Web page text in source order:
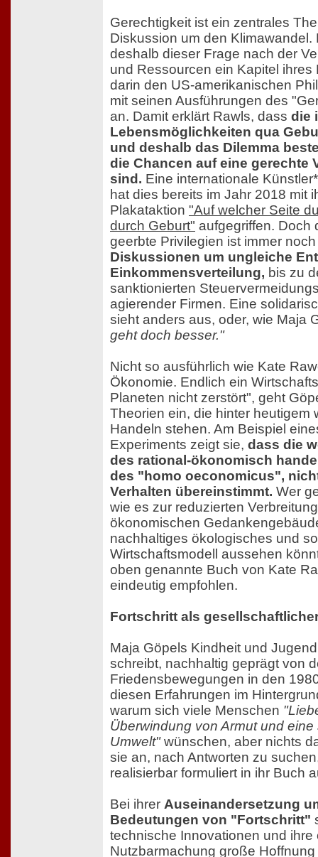
Gerechtigkeit ist ein zentrales
Diskussion um den Klimawandel.
deshalb dieser Frage nach der
und Ressourcen ein Kapitel ihres
darin den US-amerikanischen
mit seinen Ausführungen des
an. Damit erklärt Rawls, dass die
Lebensmöglichkeiten qua
und deshalb das Dilemma
die Chancen auf eine gerechte
sind. Eine internationale
hat dies bereits im Jahr 2018 mit
Plakataktion "Auf welcher Seite
durch Geburt" aufgegriffen. Doch
geerbte Privilegien ist immer
Diskussionen um ungleiche
Einkommensverteilung, bis zu
sanktionierten
agierender Firmen. Eine
sieht anders aus, oder, wie Maja
geht doch besser."
Nicht so ausführlich wie Kate
Ökonomie. Endlich ein
Planeten nicht zerstört", geht
Theorien ein, die hinter heutigem
Handeln stehen. Am Beispiel
Experiments zeigt sie, dass die
des rational-ökonomisch
des "homo oeconomicus",
Verhalten übereinstimmt. Wer
wie es zur reduzierten
ökonomischen
nachhaltiges ökologisches und
Wirtschaftsmodell aussehen
oben genannte Buch von Kate
eindeutig empfohlen.
Fortschritt als
Maja Göpels Kindheit und
schreibt, nachhaltig geprägt von
Friedensbewegungen in den
diesen Erfahrungen im
warum sich viele Menschen
Überwindung von Armut und
Umwelt"wünschen, aber nichts
sie an, nach Antworten zu
realisierbar formuliert in ihr Buch
Bei ihrer Auseinandersetzung
Bedeutungen von "Fortschritt"
technische Innovationen und ihre
Nutzbarmachung große